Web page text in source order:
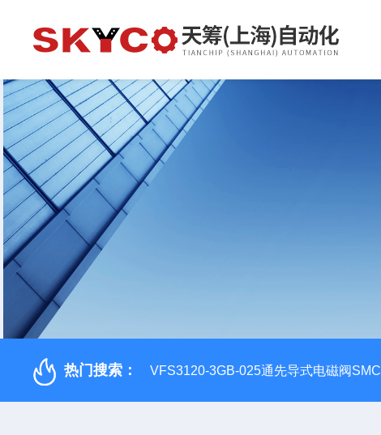
热门搜索： VFS3120-3GB-025通先导式电磁阀SMC